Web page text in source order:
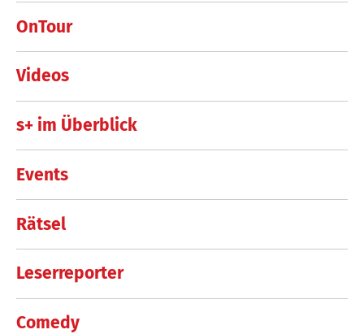
OnTour
Videos
s+ im Überblick
Events
Rätsel
Leserreporter
Comedy